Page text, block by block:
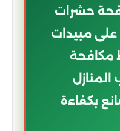
حشرات
على مبيدات
مكافحة
المنازل
بكفاءة